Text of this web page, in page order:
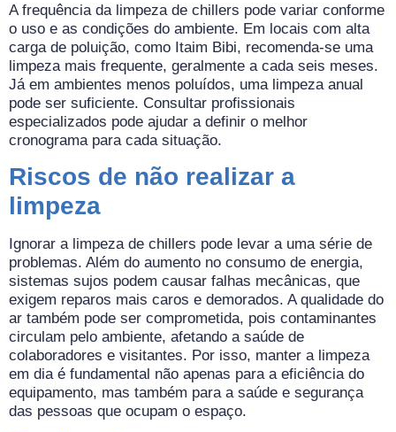
A frequência da limpeza de chillers pode variar conforme
o uso e as condições do ambiente. Em locais com alta
carga de poluição, como Itaim Bibi, recomenda-se uma
limpeza mais frequente, geralmente a cada seis meses.
Já em ambientes menos poluídos, uma limpeza anual
pode ser suficiente. Consultar profissionais
especializados pode ajudar a definir o melhor
cronograma para cada situação.
Riscos de não realizar a
limpeza
Ignorar a limpeza de chillers pode levar a uma série de
problemas. Além do aumento no consumo de energia,
sistemas sujos podem causar falhas mecânicas, que
exigem reparos mais caros e demorados. A qualidade do
ar também pode ser comprometida, pois contaminantes
circulam pelo ambiente, afetando a saúde de
colaboradores e visitantes. Por isso, manter a limpeza
em dia é fundamental não apenas para a eficiência do
equipamento, mas também para a saúde e segurança
das pessoas que ocupam o espaço.